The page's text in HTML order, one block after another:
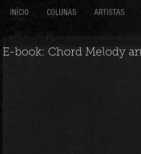
INÍCIO COLUNAS ARTISTAS
E-book: Chord Melody